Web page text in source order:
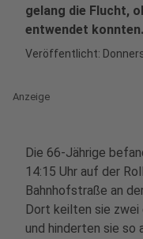
gelang die Flucht,
entwendet konnten.
Veröffentlicht:
Anzeige
Die 66-Jährige
14:15 Uhr auf der
Bahnhofstraße an
Dort keilten sie zwei
und hinderten sie so